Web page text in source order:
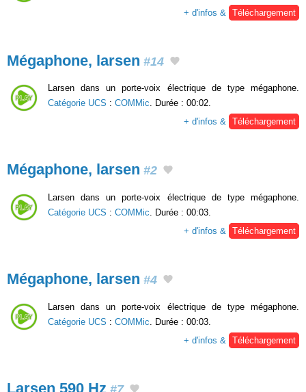
+ d'infos &
Téléchargement
Mégaphone, larsen #14
Larsen dans un porte-voix électrique de type mégaphone.
Catégorie UCS : COMMic. Durée : 00:02.
+ d'infos & Téléchargement
Mégaphone, larsen #2
Larsen dans un porte-voix électrique de type mégaphone.
Catégorie UCS : COMMic. Durée : 00:03.
+ d'infos & Téléchargement
Mégaphone, larsen #4
Larsen dans un porte-voix électrique de type mégaphone.
Catégorie UCS : COMMic . Durée : 00:03.
+ d'infos &
Téléchargement
Larsen 590 Hz #7